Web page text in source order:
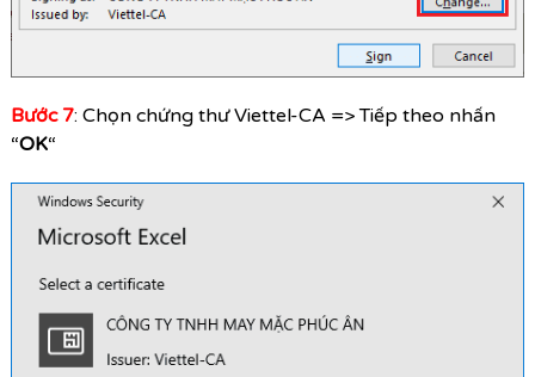
Bước 7: Chọn chứng thư Viettel-CA => Tiếp theo nhấn
“OK“